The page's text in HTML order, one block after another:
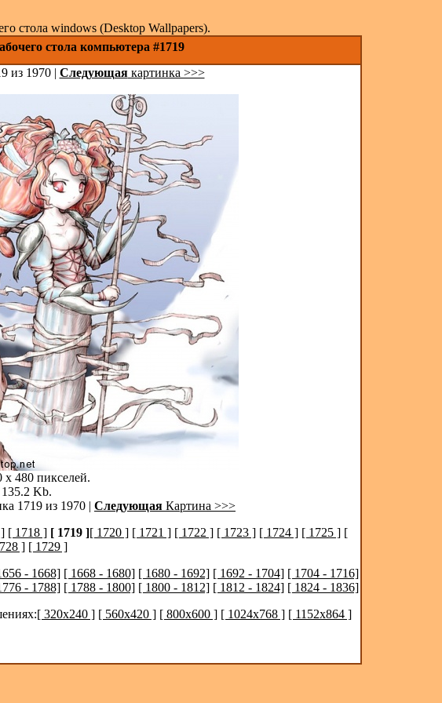
стола windows (Desktop Wallpapers).
стола компьютера #1719
из 1970 | Следующаякартинка >>>
x 480 пикселей.
Kb.
1719 из 1970 | Следующая Картина >>>
[ 1718 ] [ 1719 ][ 1720 ] [ 1721 ] [ 1722 ] [ 1723 ] [ 1724 ] [ 1725 ] [
] [ 1729 ]
- 1668] [ 1668 - 1680] [ 1680 - 1692] [ 1692 - 1704] [ 1704 - 1716]
- 1788] [ 1788 - 1800] [ 1800 - 1812] [ 1812 - 1824] [ 1824 - 1836]
[ 320x240 ] [ 560x420 ] [ 800x600 ] [ 1024x768 ] [ 1152x864 ]